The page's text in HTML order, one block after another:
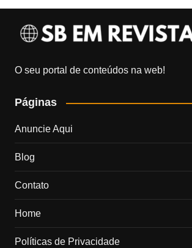
O seu portal de conteúdos na web!
Páginas
Anuncie Aqui
Blog
Contato
Home
Políticas de Privacidade